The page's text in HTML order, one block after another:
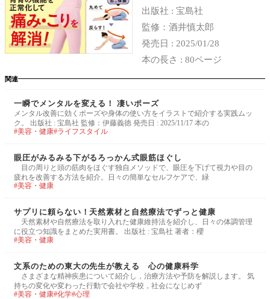
出版社 : 宝島社
監修：酒井慎太郎
発売日 : 2025/01/28
本の長さ : 80ページ
関連
一瞬でメンタルを変える！ 凄いポーズ
メンタル改善に効くポーズや身体の使い方をイラストで紹介する実践ムッ
ク。 出版社 : 宝島社 監修：伊藤義徳 発売日 : 2025/11/17 本の
美容・健康 ライフスタイル
眼圧がみるみる下がるろっかん式眼筋ほぐし
目の周りと頭の筋肉をほぐす独自メソッドで、眼圧を下げて視力や目の
疲れを改善する方法を紹介。日々の簡単なセルフケアで、緑
美容・健康
サプリに頼らない！天然素材と自然療法でずっと健康
天然素材や自然療法を取り入れた健康維持法を紹介し、日々の体調管理
に役立つ知識をまとめた実用書。 出版社 : 宝島社 著者：櫻
美容・健康
文系のための東大の先生が教える 心の健康科学
さまざまな精神疾患について紹介し，治療方法や予防を解説します。 気
持ちの変化や変わった行動で会社や学校，社会になじめず
美容・健康 化学 心理